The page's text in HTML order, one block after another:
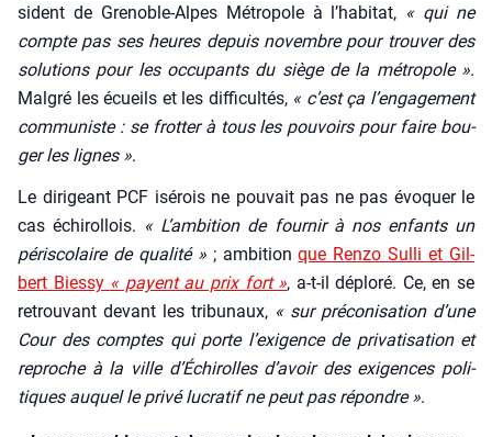
sident de Gre­noble-Alpes Métro­pole à l’ha­bi­tat, « qui ne
compte pas ses heures depuis novembre pour trou­ver des
solu­tions pour les occu­pants du siège de la métro­pole ».
Mal­gré les écueils et les dif­fi­cul­tés, « c’est ça l’en­ga­ge­ment
com­mu­niste : se frot­ter à tous les pou­voirs pour faire bou­
ger les lignes ».
Le diri­geant PCF isé­rois ne pou­vait pas ne pas évo­quer le
cas échi­rol­lois. « L’am­bi­tion de four­nir à nos enfants un
péri­sco­laire de qua­li­té »; ambi­tionque Ren­zo Sul­li et Gil­
bert Bies­sy « payent au prix fort », a‑t-il déplo­ré. Ce, en se
retrou­vant devant les tri­bu­naux, « sur pré­co­ni­sa­tion d’une
Cour des comptes qui porte l’exi­gence de pri­va­ti­sa­tion et
reproche à la ville d’É­chi­rolles d’a­voir des exi­gences poli­
tiques auquel le pri­vé lucra­tif ne peut pas répondre ».